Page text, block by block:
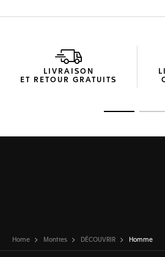
LIVRAISON
ET RETOUR GRATUITS
Home Montres DÉCOUVRIR Homme